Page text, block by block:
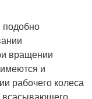
подобно
вращении
и
рабочего колеса